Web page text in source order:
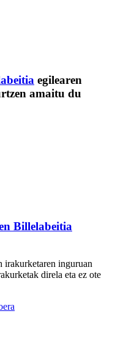
egilearen
amaitu du
Billelabeitia
irakurketaren inguruan
direla eta ez ote